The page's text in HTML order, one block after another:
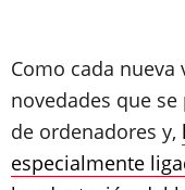
Como cada
novedades que
de ordenadores y,
especialmente